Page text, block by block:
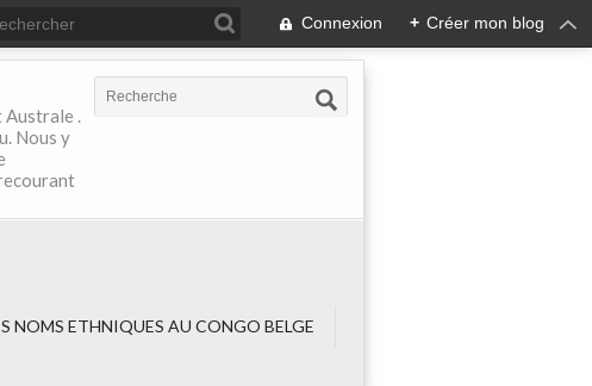
Connexion + Créer mon blog
Australe .
Nous y
NOMS ETHNIQUES AU CONGO BELGE